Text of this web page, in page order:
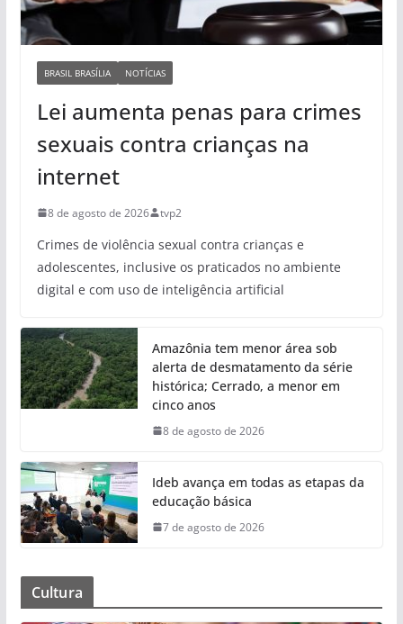
BRASIL BRASÍLIA NOTÍCIAS
Lei aumenta penas para crimes
sexuais contra crianças na
internet
8 de agosto de 2026 tvp2
Crimes de violência sexual contra crianças e
adolescentes, inclusive os praticados no ambiente
digital e com uso de inteligência artificial
Amazônia tem menor área sob
alerta de desmatamento da série
histórica; Cerrado, a menor em
cinco anos
8 de agosto de 2026
Ideb avança em todas as etapas da
educação básica
7 de agosto de 2026
Cultura